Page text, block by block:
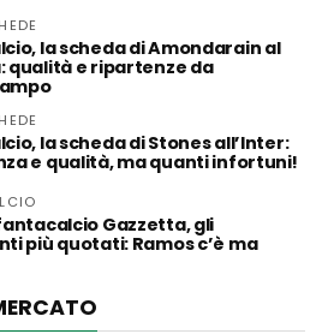
la scheda di Amondarain al
qualità e ripartenze da
la scheda di Stones all’Inter:
e qualità, ma quanti infortuni!
Gazzetta, gli
più quotati: Ramos c’è ma